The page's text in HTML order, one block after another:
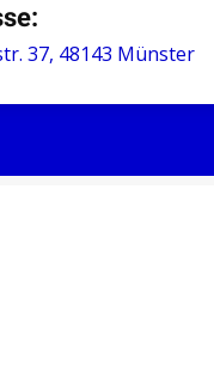
37, 48143 Münster